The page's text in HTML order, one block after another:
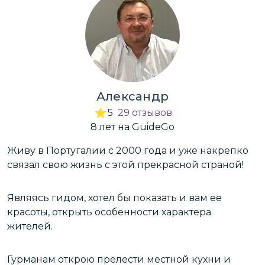
рассказывает, но и заботится о вашем
комфорте на протяжении всего пути. Два
дня экскурсий пролетели незаметно.
Александр — отличный гид и просто
приятный собеседник. Очень рада, что
нашла "своего" гида! Рекомендую, 10 из
Александр
5 29 отзывов
8 летна GuideGo
Живу в Португалии с 2000 года и уже накрепко
связал свою жизнь с этой прекрасной страной!
Являясь гидом, хотел бы показать и вам ее
красоты, открыть особенности характера
жителей.
Гурманам открою прелести местной кухни и